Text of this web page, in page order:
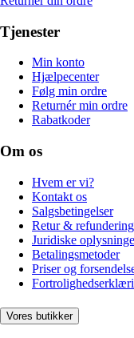
Tjenester
Min konto
Hjælpecenter
Følg min ordre
Returnér min ordre
Rabatkoder
Om os
Hvem er vi?
Kontakt os
Salgsbetingelser
Retur & refundering
Juridiske
Betalingsmetoder
Priser og
Vores butikker